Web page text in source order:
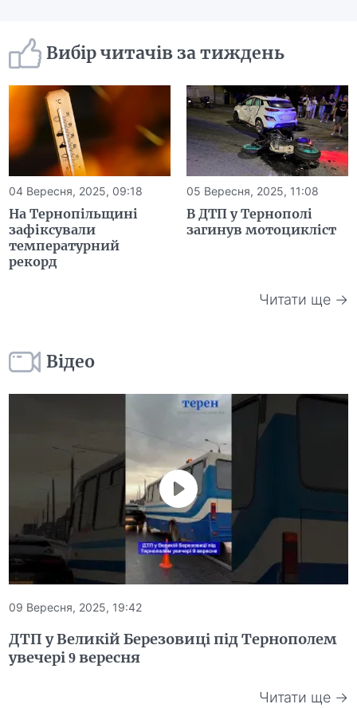
Вибір читачів за тиждень
04 Вересня, 2025, 09:18
На Тернопільщині
зафіксували
температурний
рекорд
05 Вересня, 2025, 11:08
В ДТП у Тернополі
загинув мотоцикліст
Читати ще →
Відео
09 Вересня, 2025, 19:42
ДТП у Великій Березовиці під Тернополем
увечері 9 вересня
Читати ще →